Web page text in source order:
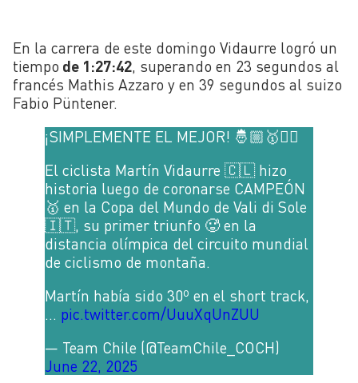
En la carrera de este domingo Vidaurre logró un
tiempo de 1:27:42, superando en 23 segundos al
francés Mathis Azzaro y en 39 segundos al suizo
Fabio Püntener.
¡SIMPLEMENTE EL MEJOR! 🤴🏼🥇🚴‍♂️
El ciclista Martín Vidaurre 🇨🇱 hizo
historia luego de coronarse CAMPEÓN
🥇 en la Copa del Mundo de Vali di Sole
🇮🇹, su primer triunfo 🥵 en la
distancia olímpica del circuito mundial
de ciclismo de montaña.
Martín había sido 30º en el short track,
… pic.twitter.com/UuuXqUnZUU
— Team Chile (@TeamChile_COCH)
June 22, 2025